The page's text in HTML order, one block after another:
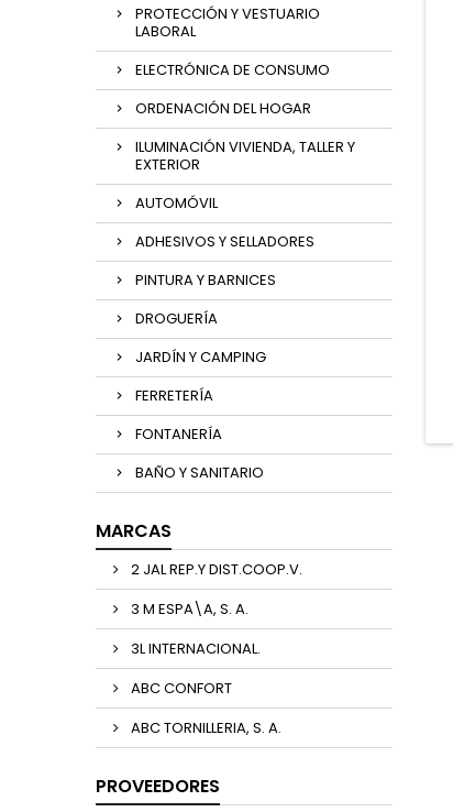
PROTECCIÓN Y VESTUARIO
LABORAL
ELECTRÓNICA DE CONSUMO
ORDENACIÓN DEL HOGAR
ILUMINACIÓN VIVIENDA, TALLER Y
EXTERIOR
AUTOMÓVIL
ADHESIVOS Y SELLADORES
PINTURA Y BARNICES
DROGUERÍA
JARDÍN Y CAMPING
FERRETERÍA
FONTANERÍA
BAÑO Y SANITARIO
MARCAS
2 JAL REP.Y DIST.COOP.V.
3 M ESPA\A, S. A.
3L INTERNACIONAL.
ABC CONFORT
ABC TORNILLERIA, S. A.
PROVEEDORES